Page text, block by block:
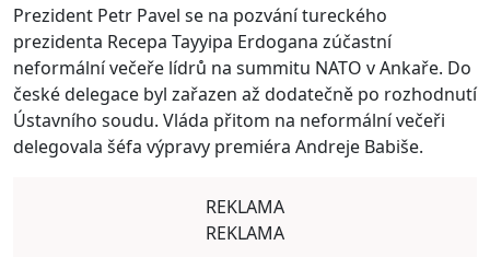
Prezident Petr Pavel se na pozvání tureckého
prezidenta Recepa Tayyipa Erdogana zúčastní
neformální večeře lídrů na summitu NATO v Ankaře. Do
české delegace byl zařazen až dodatečně po rozhodnutí
Ústavního soudu. Vláda přitom na neformální večeři
delegovala šéfa výpravy premiéra Andreje Babiše.
REKLAMA
REKLAMA